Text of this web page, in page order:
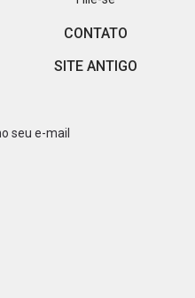
CONTATO
SITE ANTIGO
seu e-mail